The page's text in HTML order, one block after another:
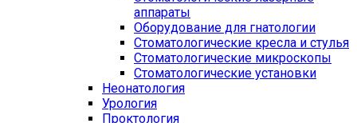
аппараты
Оборудование для гнатологии
Стоматологические кресла и стулья
Стоматологические микроскопы
Стоматологические установки
Неонатология
Урология
Проктология